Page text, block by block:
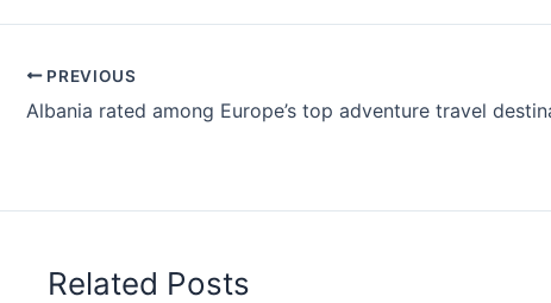
PREVIOUS
Albania rated among Europe’s top adventure travel
Related Posts